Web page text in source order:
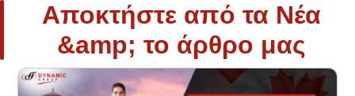
Αποκτήστε από τα Νέα
&amp; το άρθρο μας